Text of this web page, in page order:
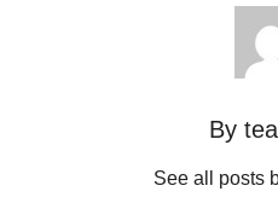
By
See all posts